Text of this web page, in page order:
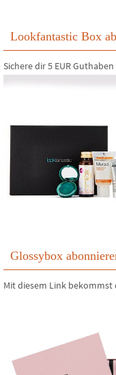
Lookfantastic Box
Sichere dir 5 EUR
Glossybox
Mit diesem Link bekommst